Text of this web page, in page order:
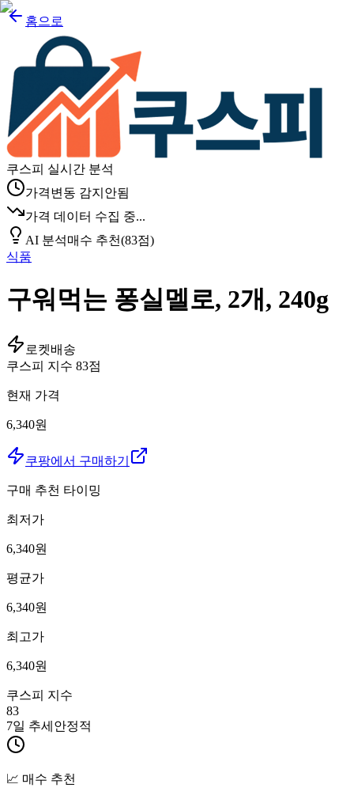
홈으로
쿠스피 실시간 분석
가격변동 감지안됨
가격 데이터 수집 중...
AI 분석매수 추천(83점)
식품
구워먹는 퐁실멜로, 2개, 240g
로켓배송
쿠스피 지수 83점
현재 가격
6,340원
쿠팡에서 구매하기
구매 추천 타이밍
최저가
6,340원
평균가
6,340원
최고가
6,340원
쿠스피 지수
83
7일 추세 안정적
📈 매수 추천